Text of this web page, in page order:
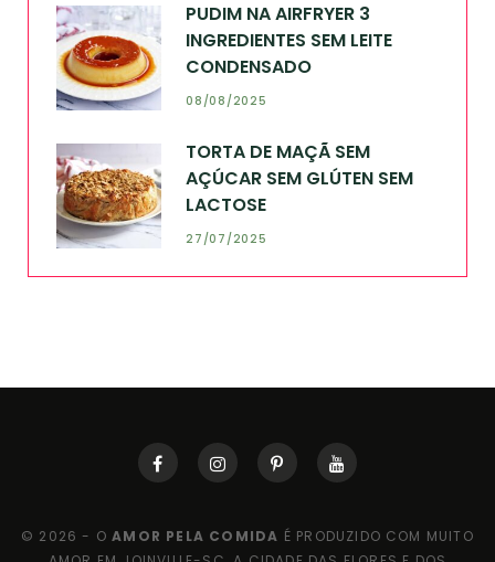
PUDIM NA AIRFRYER 3
INGREDIENTES SEM LEITE
CONDENSADO
08/08/2025
TORTA DE MAÇÃ SEM
AÇÚCAR SEM GLÚTEN SEM
LACTOSE
27/07/2025
© 2026 - OAMOR PELA COMIDA É PRODUZIDO COM MUITO